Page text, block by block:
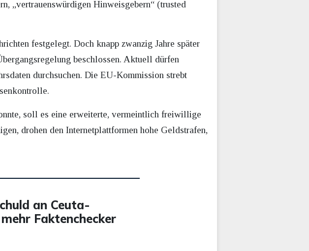
„vertrauenswürdigen Hinweisgebern“ (trusted
festgelegt. Doch knapp zwanzig Jahre später
beschlossen. Aktuell dürfen
durchsuchen. Die EU-Kommission strebt
soll es eine erweiterte, vermeintlich freiwillige
drohen den Internetplattformen hohe Geldstrafen,
an Ceuta-
Faktenchecker